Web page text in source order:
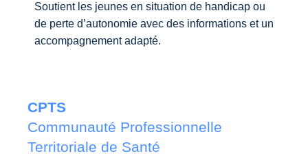
Soutient les jeunes en situation de handicap ou
de perte d’autonomie avec des informations et un
accompagnement adapté.
CPTS
Communauté Professionnelle
Territoriale de Santé